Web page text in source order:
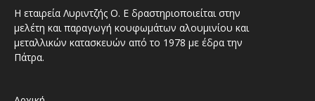
Η εταιρεία Λυριντζής Ο. Ε δραστηριοποιείται στην
μελέτη και παραγωγή κουφωμάτων αλουμινίου και
μεταλλικών κατασκευών από το 1978 με έδρα την
Πάτρα.